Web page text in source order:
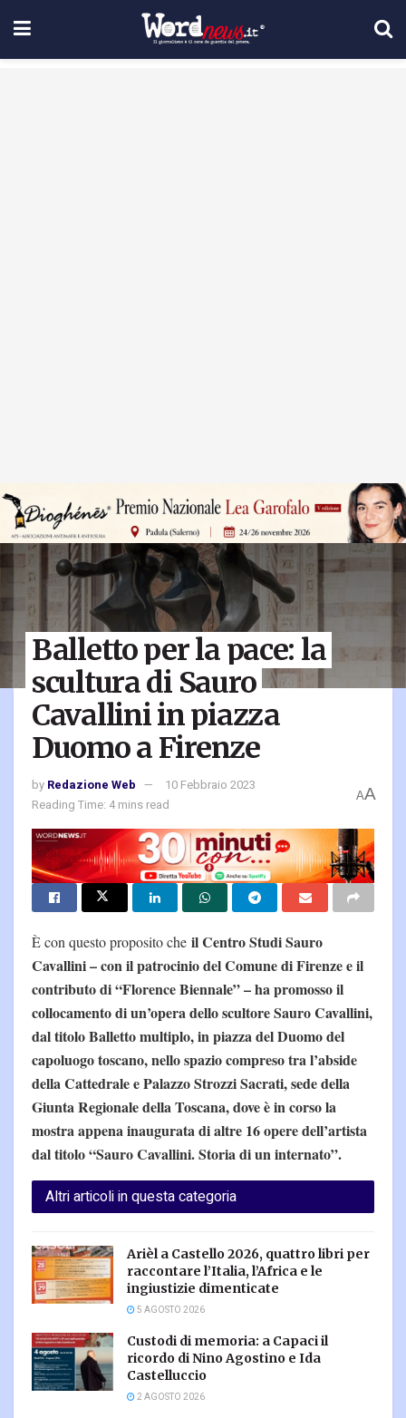
Balletto per la pace: la
scultura di Sauro
Cavallini in piazza
Duomo a Firenze
by Redazione Web
10 Febbraio 2023
Reading Time: 4 mins read
AA
È con questo proposito che il Centro Studi Sauro
Cavallini – con il patrocinio del Comune di Firenze e il
contributo di “Florence Biennale” – ha promosso il
collocamento di un’opera dello scultore Sauro Cavallini,
dal titolo Balletto multiplo, in piazza del Duomo del
capoluogo toscano, nello spazio compreso tra l’abside
della Cattedrale e Palazzo Strozzi Sacrati, sede della
Giunta Regionale della Toscana, dove è in corso la
mostra appena inaugurata di altre 16 opere dell’artista
dal titolo “Sauro Cavallini. Storia di un internato”.
Altri articoli in questa categoria
Arièl a Castello 2026, quattro libri per
raccontare l’Italia, l’Africa e le
ingiustizie dimenticate
5 AGOSTO 2026
Custodi di memoria: a Capaci il
ricordo di Nino Agostino e Ida
Castelluccio
2 AGOSTO 2026